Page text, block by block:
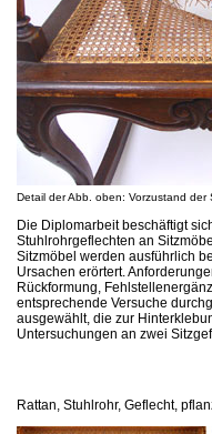
Detail der Abb. oben: Vorzustand der
Die Diplomarbeit beschäftigt
Stuhlrohrgeflechten an
Sitzmöbel werden ausführlich
Ursachen erörtert.
Rückformung,
entsprechende Versuche
ausgewählt, die zur
Untersuchungen an zwei
Rattan, Stuhlrohr, Geflecht,